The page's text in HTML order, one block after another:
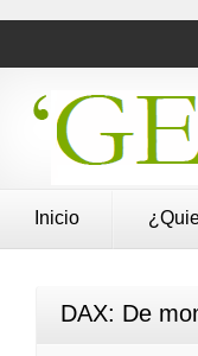
Inicio
DAX: De